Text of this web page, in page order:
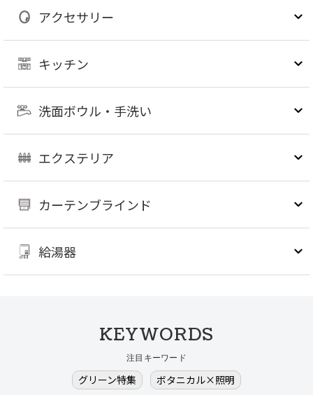
アクセサリー
キッチン
洗面ボウル・手洗い
エクステリア
カーテンブラインド
給湯器
KEYWORDS
注目キーワード
グリーン特集
ボタニカル×照明